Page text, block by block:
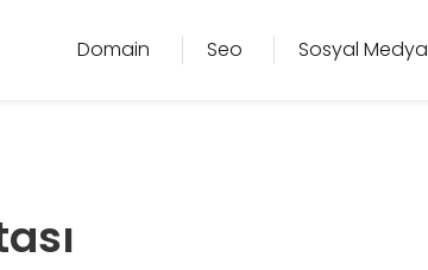
Domain Seo Sosyal Medya